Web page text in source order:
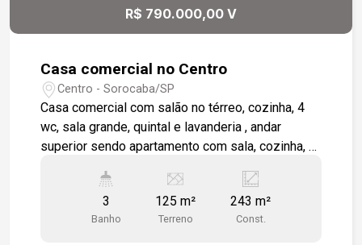
R$ 790.000,00 V
Casa comercial no Centro
Centro - Sorocaba/SP
Casa comercial com salão no térreo, cozinha, 4
wc, sala grande, quintal e lavanderia , andar
superior sendo apartamento com sala, cozinha, 2
com grande fluxo de pedestres e veículos.
3
Banho
125 m²
Terreno
243 m²
Const.